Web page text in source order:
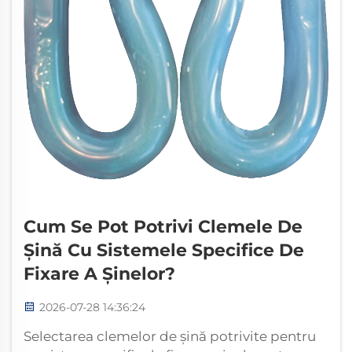
Cum Se Pot Potrivi Clemele De
Șină Cu Sistemele Specifice De
Fixare A Șinelor?
2026-07-28 14:36:24
Selectarea clemelor de șină potrivite pentru